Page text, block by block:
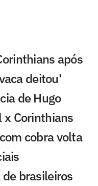
após
deitou'
de Hugo
x Corinthians
cobra volta
brasileiros